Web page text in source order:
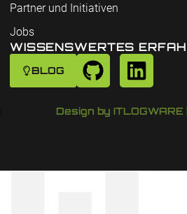
Partner und Initiativen
Jobs
WISSENSWERTES
BLOG
Design by